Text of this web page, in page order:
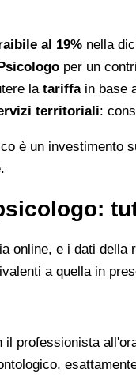
al 19% nella
per un
la tariffain base
territoriali:
è un
online, e i dati
a quella in
professionista